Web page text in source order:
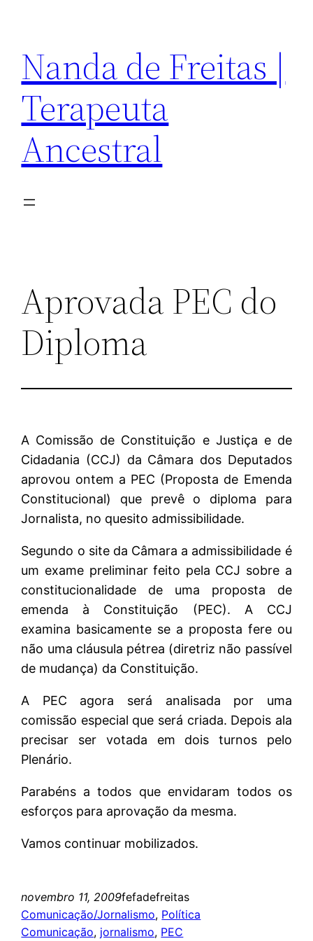
conteúdo
Nanda de Freitas |
Terapeuta
Ancestral
Aprovada PEC do
Diploma
A Comissão de Constituição e Justiça e de
Cidadania (CCJ) da Câmara dos Deputados
aprovou ontem a PEC (Proposta de Emenda
Constitucional) que prevê o diploma para
Jornalista, no quesito admissibilidade.
Segundo o site da Câmara a admissibilidade é
um exame preliminar feito pela CCJ sobre a
constitucionalidade de uma proposta de
emenda à Constituição (PEC). A CCJ
examina basicamente se a proposta fere ou
não uma cláusula pétrea (diretriz não passível
de mudança) da Constituição.
A PEC agora será analisada por uma
comissão especial que será criada. Depois ala
precisar ser votada em dois turnos pelo
Plenário.
Parabéns a todos que envidaram todos os
esforços para aprovação da mesma.
Vamos continuar mobilizados.
novembro 11, 2009fefadefreitas
Comunicação/Jornalismo, Política
Comunicação, jornalismo, PEC